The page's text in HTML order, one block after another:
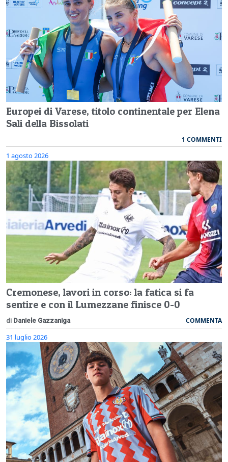
Europei di Varese, titolo continentale per Elena
Sali della Bissolati
1 COMMENTI
1 agosto 2026
Cremonese, lavori in corso: la fatica si fa
sentire e con il Lumezzane finisce 0-0
di Daniele Gazzaniga COMMENTA
31 luglio 2026